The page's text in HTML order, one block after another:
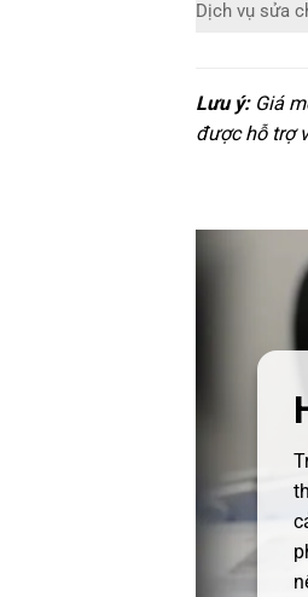
Dịch vụ sửa
Lưu ý:Giá
được hỗ trợ